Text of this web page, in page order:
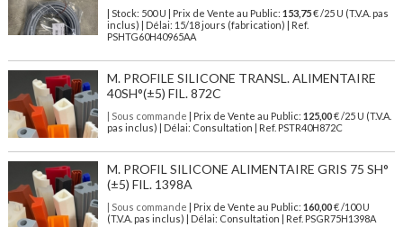
| Stock: 500 U | Prix de Vente au Public: 153,75€/25 U (T.V.A. pas
inclus)
| Délai: 15/18 jours (fabrication) | Ref.
PSHTG60H40965AA
M. PROFILE SILICONE TRANSL. ALIMENTAIRE
40SH°(±5) FIL. 872C
| Sous commande | Prix de Vente au Public: 125,00€ /25 U (T.V.A.
pas inclus) | Délai: Consultation | Ref. PSTR40H872C
M. PROFIL SILICONE ALIMENTAIRE GRIS 75 SH°
(±5) FIL. 1398A
| Sous commande | Prix de Vente au Public: 160,00€ /100 U
(T.V.A. pas inclus) | Délai: Consultation | Ref. PSGR75H1398A